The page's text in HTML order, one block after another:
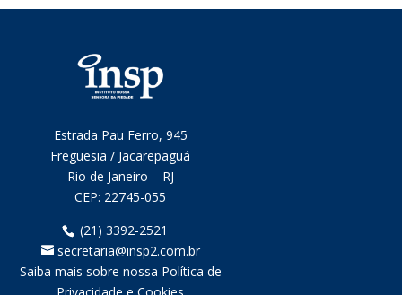
Estrada Pau Ferro, 945
Freguesia / Jacarepaguá
Rio de Janeiro – RJ
CEP: 22745-055
(21) 3392-2521
secretaria@insp2.com.br
Saiba mais sobre nossa Política de